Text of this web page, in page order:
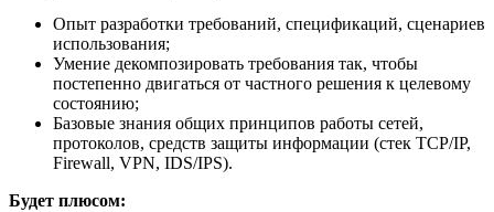
Опыт разработки требований, спецификаций, сценариев
использования;
Умение декомпозировать требования так, чтобы
постепенно двигаться от частного решения к целевому
состоянию;
Базовые знания общих принципов работы сетей,
протоколов, средств защиты информации (стек TCP/IP,
Firewall, VPN, IDS/IPS).
Будет плюсом: